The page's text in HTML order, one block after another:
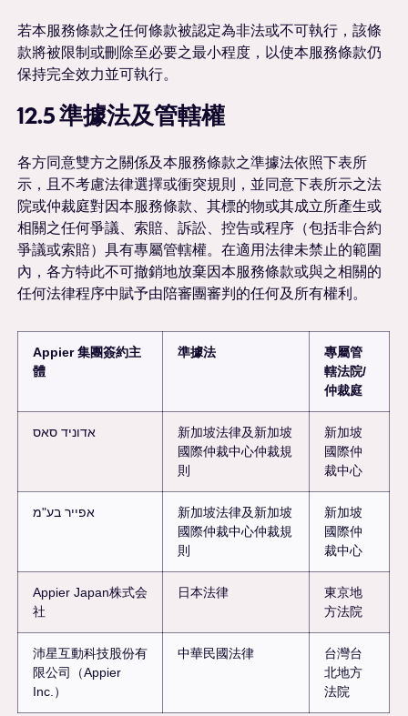
若本服務條款之任何條款被認定為非法或不可執行，該條
款將被限制或刪除至必要之最小程度，以使本服務條款仍
保持完全效力並可執行。
12.5 準據法及管轄權
各方同意雙方之關係及本服務條款之準據法依照下表所
示，且不考慮法律選擇或衝突規則，並同意下表所示之法
院或仲裁庭對因本服務條款、其標的物或其成立所產生或
相關之任何爭議、索賠、訴訟、控告或程序（包括非合約
爭議或索賠）具有專屬管轄權。在適用法律未禁止的範圍
內，各方特此不可撤銷地放棄因本服務條款或與之相關的
任何法律程序中賦予由陪審團審判的任何及所有權利。
Appier 集團簽約主
體
準據法
專屬管
轄法院/
仲裁庭
אדוניד סאס
新加坡法律及新加坡
國際仲裁中心仲裁規
則
新加坡
國際仲
裁中心
אפייר בע"מ
新加坡法律及新加坡
國際仲裁中心仲裁規
則
新加坡
國際仲
裁中心
Appier Japan株式会
社
日本法律
東京地
方法院
沛星互動科技股份有
限公司（Appier
Inc.）
中華民國法律
台灣台
北地方
法院